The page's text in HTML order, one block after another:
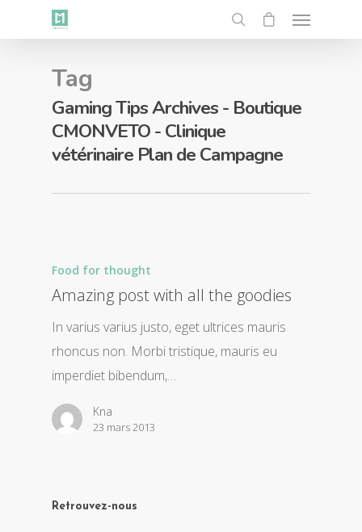
Tag
Gaming Tips Archives - Boutique
CMONVETO - Clinique
vétérinaire Plan de Campagne
Food for thought
Amazing post with all the goodies
In varius varius justo, eget ultrices mauris
rhoncus non. Morbi tristique, mauris eu
imperdiet bibendum,…
Kna
23 mars 2013
Retrouvez-nous